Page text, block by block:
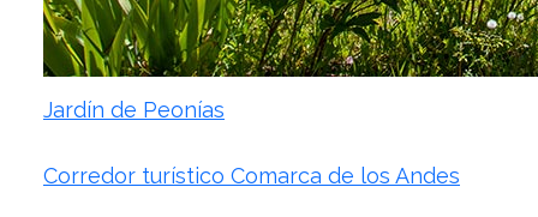
Jardín de Peonías
Corredor turístico Comarca de los Andes